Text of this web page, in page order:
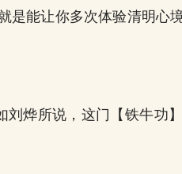
是能让你多次体验清明心
刘烨所说，这门【铁牛功